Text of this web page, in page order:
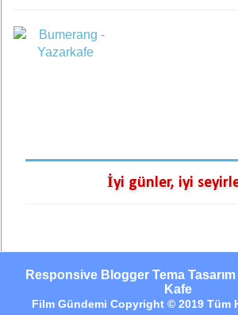
İyi günler, iyi
Responsive Blogger Tema
Kafe
Film Gündemi Copyright © 2019 Tüm